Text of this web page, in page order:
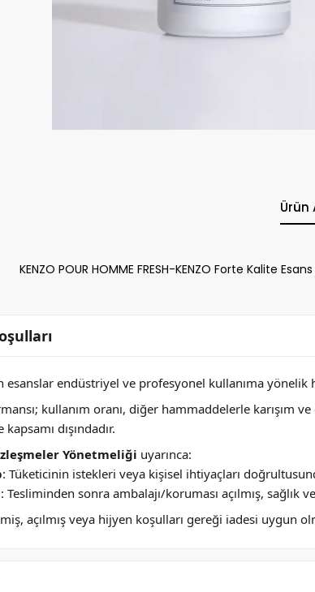
Ürün
KENZO POUR HOMME FRESH-KENZO Forte Kalite
esanslar endüstriyel ve profesyonel kullanıma
kullanım oranı, diğer hammaddelerle karışım
kapsamı dışındadır.
Yönetmeliği uyarınca:
: Tüketicinin istekleri veya kişisel ihtiyaçları
: Tesliminden sonra ambalajı/koruması açılmış,
açılmış veya hijyen koşulları gereği iadesi uygun